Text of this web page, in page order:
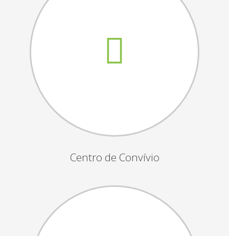
Passeio do Idoso
Associados
Orgãos Sociais
Publicações Oficiais
Contactos
Centro de Convívio